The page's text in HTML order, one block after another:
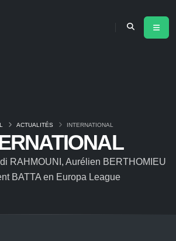
RAHMOUNI, Aurélien BERTHOMIEU
BATTA en Europa League
ACTUALITÉS INTERNATIONAL